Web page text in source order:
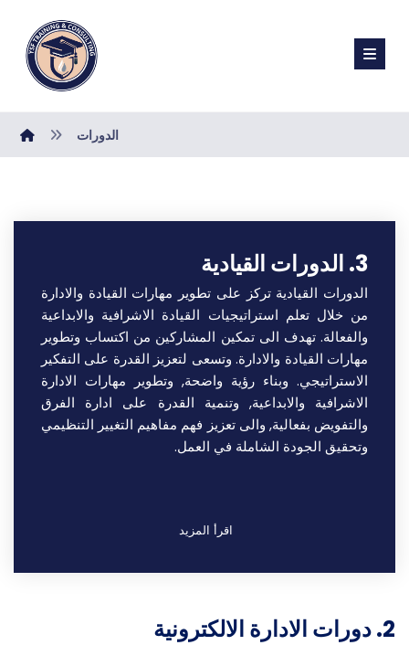
الدورات
3. الدورات القيادية
الدورات القيادية تركز على تطوير مهارات القيادة والادارة
من خلال تعلم استراتيجيات القيادة الاشرافية والابداعية
والفعالة. تهدف الى تمكين المشاركين من اكتساب وتطوير
مهارات القيادة والادارة. وتسعى لتعزيز القدرة على التفكير
الاستراتيجي. وبناء رؤية واضحة, وتطوير مهارات الادارة
الاشرافية والابداعية, وتنمية القدرة على ادارة الفرق
والتفويض بفعالية, والى تعزيز فهم مفاهيم التغيير التنظيمي
وتحقيق الجودة الشاملة في العمل.
اقرأ المزيد
2. دورات الادارة الالكترونية